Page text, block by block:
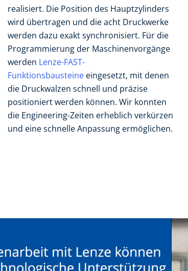
realisiert. Die Position des Hauptzylinders
wird übertragen und die acht Druckwerke
werden dazu exakt synchronisiert. Für die
Programmierung der Maschinenvorgänge
werden Lenze-FAST-
Funktionsbausteineeingesetzt, mit denen
die Druckwalzen schnell und präzise
positioniert werden können. Wir konnten
die Engineering-Zeiten erheblich verkürzen
und eine schnelle Anpassung ermöglichen.